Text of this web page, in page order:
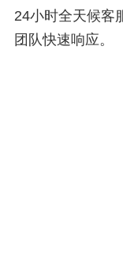
24小时全天候客
团队快速响应。